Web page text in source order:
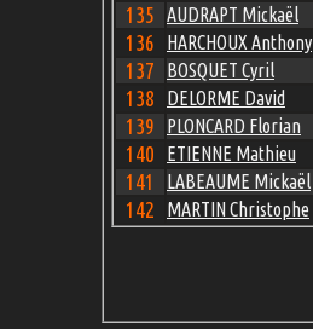
135 AUDRAPT Mickaël
136 HARCHOUX Anthony
137 BOSQUET Cyril
138 DELORME David
139 PLONCARD Florian
140 ETIENNE Mathieu
141 LABEAUME Mickaël
142 MARTIN Christophe